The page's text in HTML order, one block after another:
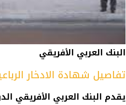
البنك العربي الأفريقي
تفاصيل شهادة الادخار
يقدم البنك العربي الأفريقي